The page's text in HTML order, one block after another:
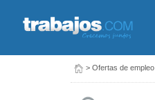
> Ofertas de empleo